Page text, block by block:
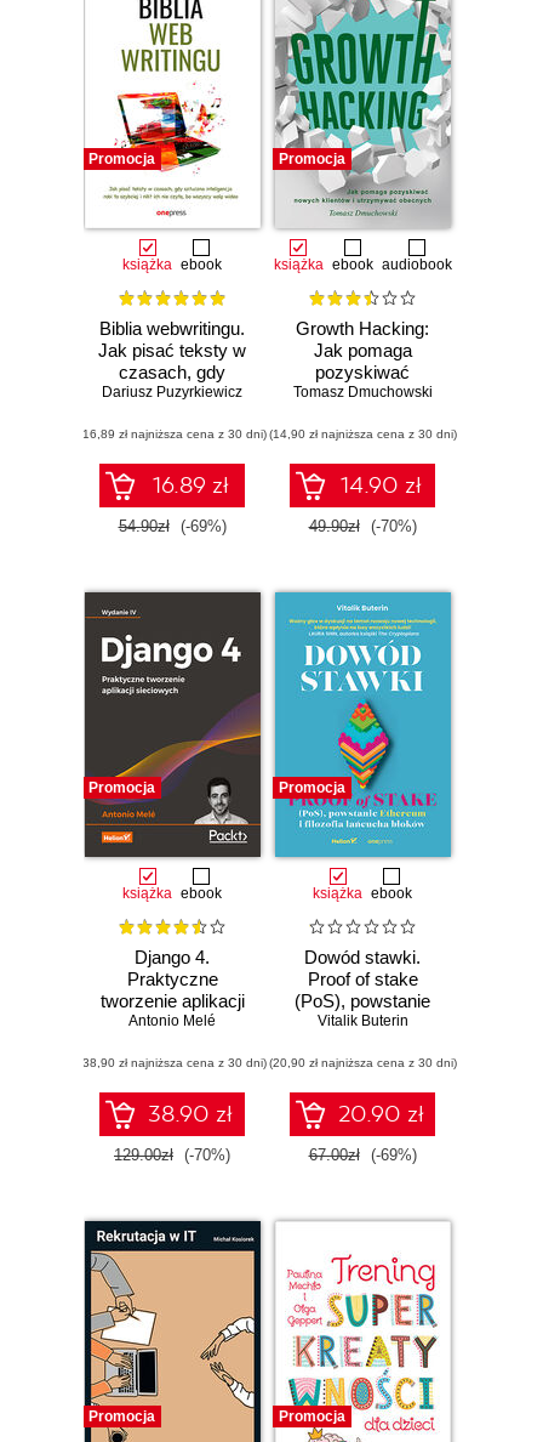
Promocja
książka ebook
Biblia webwritingu.
Jak pisać teksty w
czasach, gdy
sztuczna
szybciej i nikt ich
nie czyta, bo
wszyscy wolą
wideo
Dariusz Puzyrkiewicz
(16,89 zł najniższa cena z 30 dni)
16.89 zł
54.90zł (-69%)
Promocja
książka ebook audiobook
Growth Hacking:
Jak pomaga
pozyskiwać
nowych klientów i
obecnych
Tomasz Dmuchowski
(14,90 zł najniższa cena z 30 dni)
14.90 zł
49.90zł (-70%)
Promocja
książka ebook
Django 4.
Praktyczne
tworzenie aplikacji
sieciowych.
Antonio Melé
(38,90 zł najniższa cena z 30 dni)
38.90 zł
129.00zł (-70%)
Promocja
książka ebook
Dowód stawki.
Proof of stake
(PoS), powstanie
Ethereum i filozofia
Vitalik Buterin
(20,90 zł najniższa cena z 30 dni)
20.90 zł
67.00zł (-69%)
Promocja Promocja